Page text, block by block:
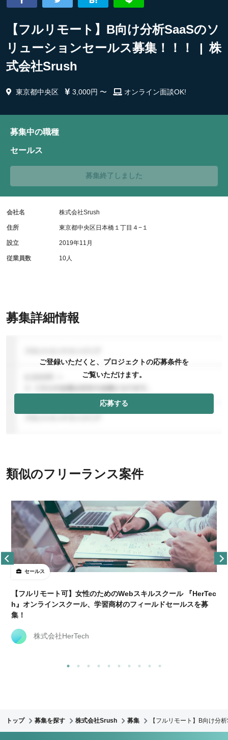
【フルリモート】B向け分析SaaSのソ
リューションセールス募集！！！ | 株
式会社Srush
東京都中央区 3,000円 〜 オンライン面談OK!
募集詳細情報
ご登録いただくと、プロジェクトの応募条件を
ご覧いただけます。
応募する
募集中の職種
セールス
募集終了しました
会社名 株式会社Srush
住所 東京都中央区日本橋１丁目４−１
設立 2019年11月
従業員数 10人
類似のフリーランス案件
セールス
【フルリモート可】女性のためのWebスキルスクール 『HerTec
h』オンラインスクール、学習商材のフィールドセールスを募
集！
株式会社HerTech
トップ 募集を探す 株式会社Srush 募集 【フルリモート】B向け分